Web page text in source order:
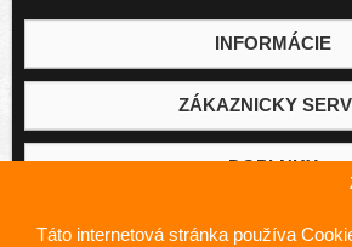
Táto internetová stránka používa
INFORMÁCIE
ZÁKAZNICKY
DOPLNKY
MÔJ ÚČET